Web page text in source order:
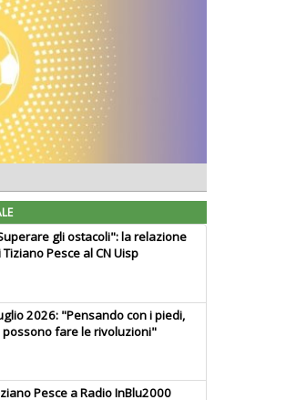
gli ostacoli": la relazione
Tiziano Pesce al CN Uisp
2026: "Pensando con i piedi,
possono fare le rivoluzioni"
Pesce a Radio InBlu2000